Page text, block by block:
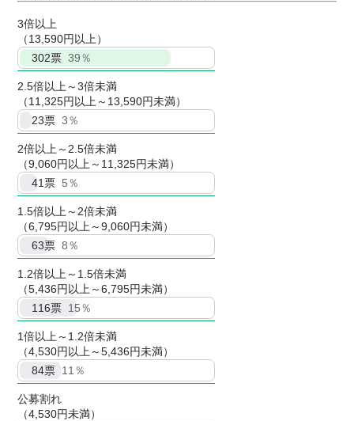
3倍以上
（13,590円以上）
302票 39％
2.5倍以上～3倍未満
（11,325円以上～13,590円未満）
23票 3％
2倍以上～2.5倍未満
（9,060円以上～11,325円未満）
41票 5％
1.5倍以上～2倍未満
（6,795円以上～9,060円未満）
63票 8％
1.2倍以上～1.5倍未満
（5,436円以上～6,795円未満）
116票 15％
1倍以上～1.2倍未満
（4,530円以上～5,436円未満）
84票 11％
公募割れ
（4,530円未満）